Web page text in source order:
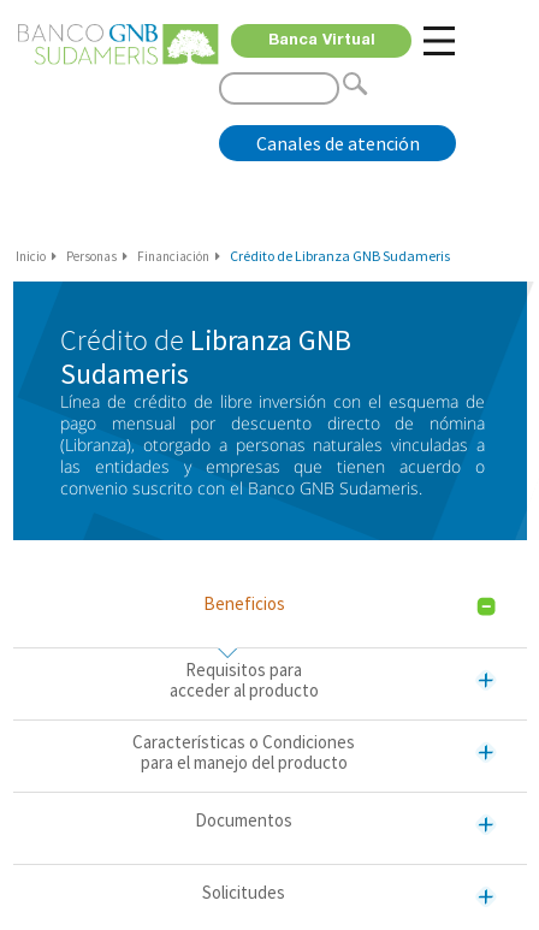
Canales de atención
Banca Virtual
Inicio Personas Financiación Crédito de Libranza GNB Sudameris
Crédito de Libranza GNB
Sudameris
Línea de crédito de libre inversión con el esquema de
pago mensual por descuento directo de nómina
(Libranza), otorgado a personas naturales vinculadas a
las entidades y empresas que tienen acuerdo o
convenio suscrito con el Banco GNB Sudameris.
Beneficios
Requisitos para
acceder al producto
Características o Condiciones
para el manejo del producto
Documentos
Solicitudes